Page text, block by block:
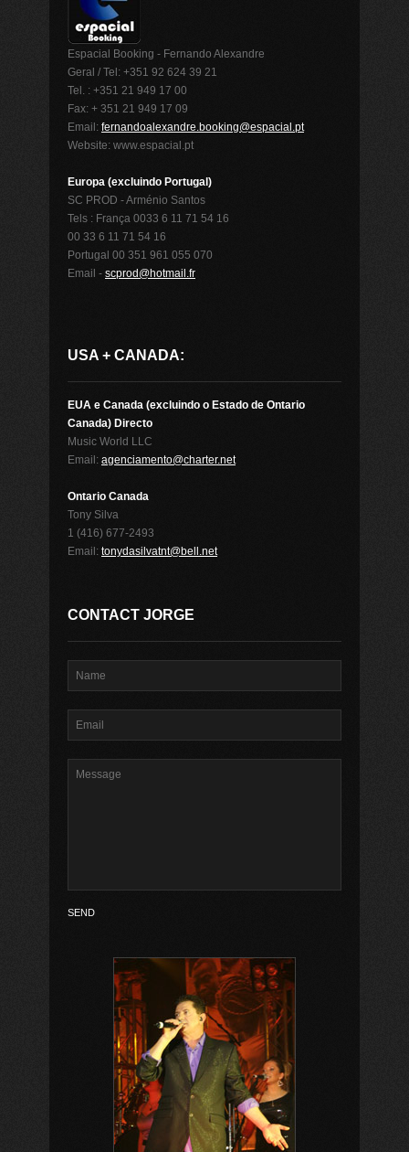
Espacial Booking - Fernando Alexandre
Geral / Tel: +351 92 624 39 21
Tel. : +351 21 949 17 00
Fax: + 351 21 949 17 09
Email: fernandoalexandre.booking@espacial.pt
Website: www.espacial.pt
Europa (excluindo Portugal)
SC PROD - Arménio Santos
Tels : França 0033 6 11 71 54 16
00 33 6 11 71 54 16
Portugal 00 351 961 055 070
Email - scprod@hotmail.fr
USA + CANADA:
EUA e Canada (excluindo o Estado de Ontario
Canada) Directo
Music World LLC
Email: agenciamento@charter.net
Ontario Canada
Tony Silva
1 (416) 677-2493
Email: tonydasilvatnt@bell.net
CONTACT JORGE